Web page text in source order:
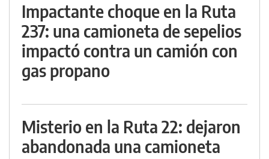
Impactante choque en la Ruta
237: una camioneta de sepelios
impactó contra un camión con
gas propano
Misterio en la Ruta 22: dejaron
abandonada una camioneta